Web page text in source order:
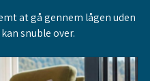
at gå gennem lågen uden
snuble over.